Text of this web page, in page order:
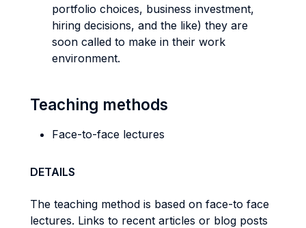
portfolio choices, business investment,
hiring decisions, and the like) they are
soon called to make in their work
environment.
Teaching methods
Face-to-face lectures
DETAILS
The teaching method is based on face-to face
lectures. Links to recent articles or blog posts